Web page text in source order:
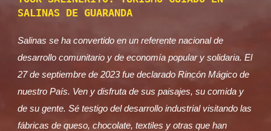
SALINAS DE GUARANDA
Salinas se ha convertido en un referente nacional de
desarrollo comunitario y de economía popular y solidaria. El
27 de septiembre de 2023 fue declarado Rincón Mágico de
nuestro País. Ven y disfruta de sus paisajes, su comida y
de su gente. Sé testigo del desarrollo industrial visitando las
fábricas de queso, chocolate, textiles y otras que han